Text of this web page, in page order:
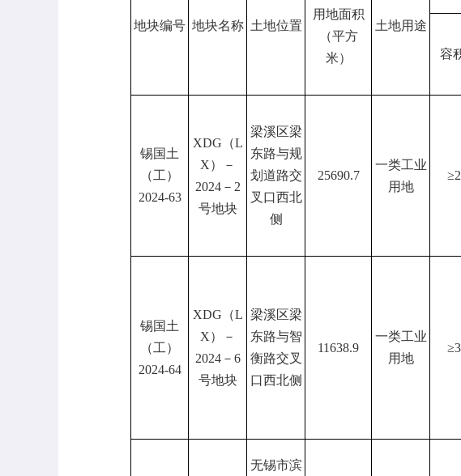
地块编号 地块名称 土地位置
用地面积
（平方
米）
土地用途
容
锡国土
（工）
2024-63
XDG（L
X）－
2024－2
号地块
梁溪区梁
东路与规
划道路交
叉口西北
侧
25690.7
一类工业
用地
锡国土
（工）
2024-64
XDG（L
X）－
2024－6
号地块
梁溪区梁
东路与智
衡路交叉
口西北侧
11638.9
一类工业
用地
无锡市滨